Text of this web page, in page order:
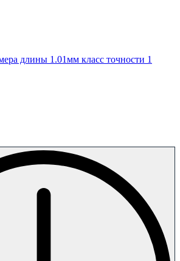
длины 1.01мм класс точности 1